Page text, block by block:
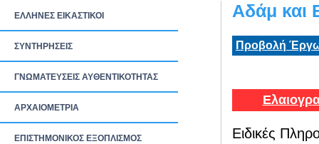
ΕΛΛΗΝΕΣ ΕΙΚΑΣΤΙΚΟΙ
ΣΥΝΤΗΡΗΣΕΙΣ
ΓΝΩΜΑΤΕΥΣΕΙΣ ΑΥΘΕΝΤΙΚΟΤΗΤΑΣ
ΑΡΧΑΙΟΜΕΤΡΙΑ
ΕΠΙΣΤΗΜΟΝΙΚΟΣ ΕΞΟΠΛΙΣΜΟΣ
Αδάμ και
Προβολή
Ειδικές